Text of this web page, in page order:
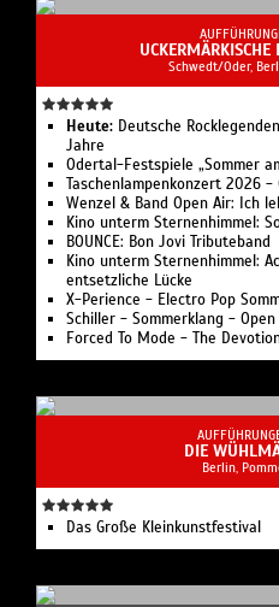
Schwedt/Oder,
Heute: Deutsche
Jahre
Odertal-Festspiele „Sommer
Taschenlampenkonzert 2026 -
Wenzel & Band Open Air: Ich
Kino unterm Sternenhimmel:
BOUNCE: Bon Jovi Tributeband
Kino unterm Sternenhimmel:
entsetzliche Lücke
X-Perience - Electro Pop
Schiller - Sommerklang -
Forced To Mode - The
DIE
Berlin,
Das Große Kleinkunstfestival